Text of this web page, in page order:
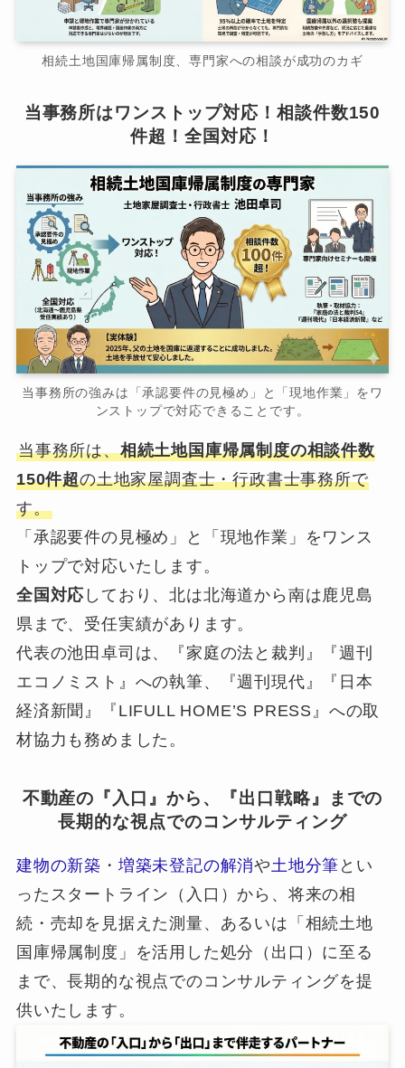
相続土地国庫帰属制度、専門家への相談が成功のカギ
当事務所はワンストップ対応！相談件数150
件超！全国対応！
当事務所の強みは「承認要件の見極め」と「現地作業」をワ
ンストップで対応できることです。
当事務所は、相続土地国庫帰属制度の相談件数
150件超の土地家屋調査士・行政書士事務所で
す。
「承認要件の見極め」と「現地作業」をワンス
トップで対応いたします。
全国対応 しており、北は北海道から南は鹿児島
県まで、受任実績があります。
代表の池田卓司は、『家庭の法と裁判』『週刊
エコノミスト』への執筆、『週刊現代』『日本
経済新聞』『LIFULL HOME’S PRESS』への取
材協力も務めました。
不動産の『入口』から、『出口戦略』までの
長期的な視点でのコンサルティング
建物の新築 ・ 増築未登記の解消や 土地分筆 とい
ったスタートライン（入口）から、将来の相
続・売却を見据えた測量、あるいは「相続土地
国庫帰属制度」を活用した処分（出口）に至る
まで、長期的な視点でのコンサルティングを提
供いたします。